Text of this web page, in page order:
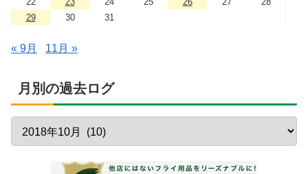
29
30 31
« 9月 11月 »
月別の過去ログ